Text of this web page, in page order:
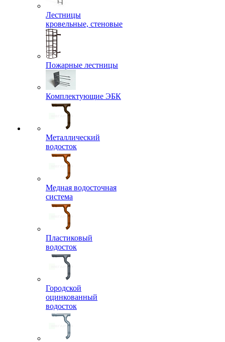
Лестницы
кровельные, стеновые
Пожарные лестницы
Комплектующие ЭБК
Металлический
водосток
Медная водосточная
система
Пластиковый
водосток
Городской
оцинкованный
водосток